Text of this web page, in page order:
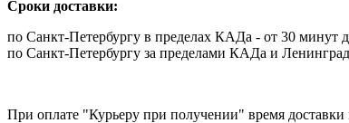
Сроки доставки:
по Санкт-Петербургу в пределах КАДа - от 30 минут
по Санкт-Петербургу за пределами КАДа и
При оплате "Курьеру при получении" время